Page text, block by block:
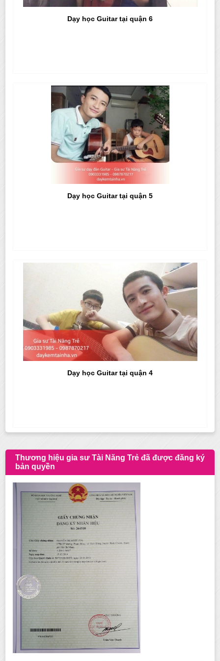
Dạy học Guitar tại quận 6
Dạy học Guitar tại quận 5
Dạy học Guitar tại quận 4
Thương hiệu gia sư Tài Năng Trẻ đã được đăng ký
bản quyền